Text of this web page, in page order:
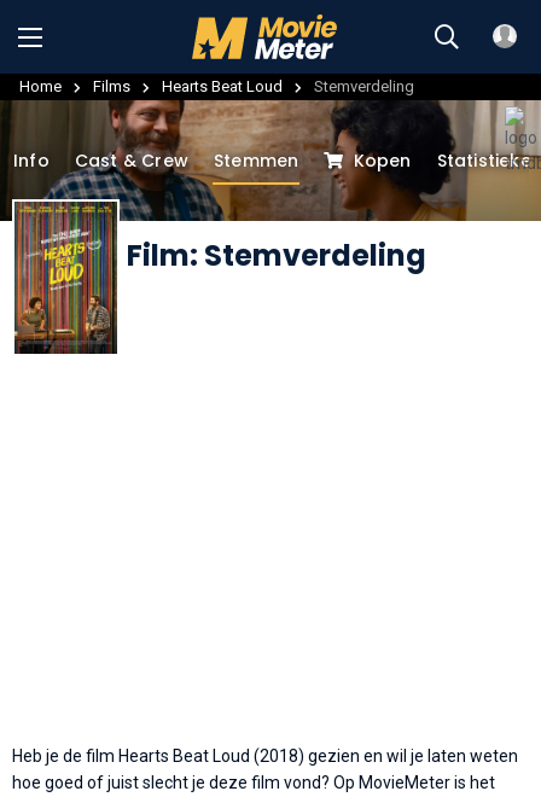
Home Films Hearts Beat Loud Stemverdeling
Film: Stemverdeling
Info Cast & Crew Stemmen Kopen
Heb je de film Hearts Beat Loud (2018) gezien en wil je laten weten
hoe goed of juist slecht je deze film vond? Op MovieMeter is het